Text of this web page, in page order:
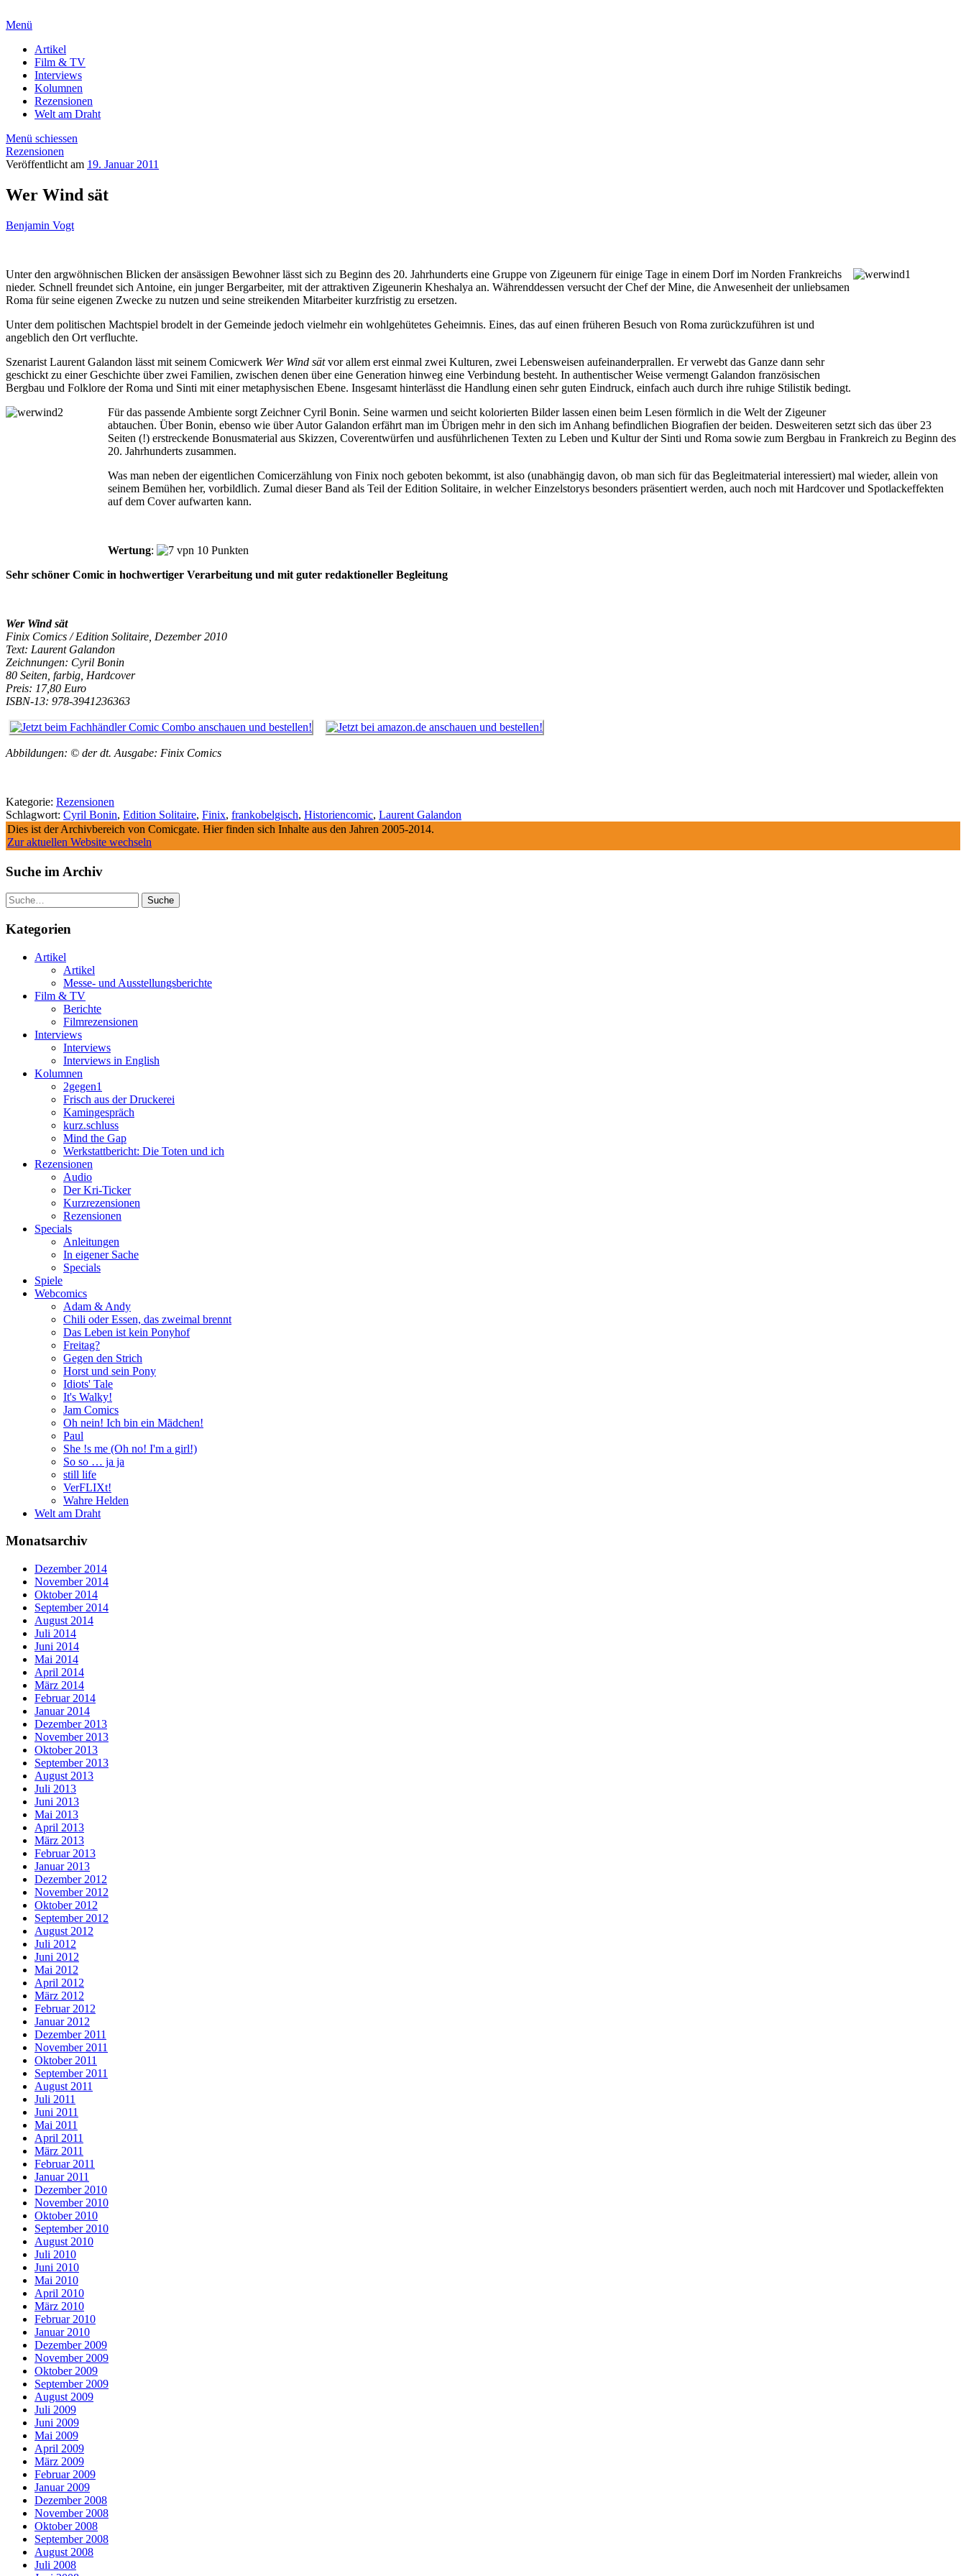
Menü
Artikel
Film & TV
Interviews
Kolumnen
Rezensionen
Welt am Draht
Menü schiessen
Rezensionen
Veröffentlicht am 19. Januar 2011
Wer Wind sät
Benjamin Vogt
Unter den argwöhnischen Blicken der ansässigen Bewohner lässt sich zu Beginn des 20. Jahrhunderts eine Gruppe von Zigeunern für einige Tage in einem Dorf im Norden Frankreichs
nieder. Schnell freundet sich Antoine, ein junger Bergarbeiter, mit der attraktiven Zigeunerin Kheshalya an. Währenddessen versucht der Chef der Mine, die Anwesenheit der unliebsamen
Roma für seine eigenen Zwecke zu nutzen und seine streikenden Mitarbeiter kurzfristig zu ersetzen.
Unter dem politischen Machtspiel brodelt in der Gemeinde jedoch vielmehr ein wohlgehütetes Geheimnis. Eines, das auf einen früheren Besuch von Roma zurückzuführen ist und
angeblich den Ort verfluchte.
Szenarist Laurent Galandon lässt mit seinem Comicwerk Wer Wind sätvor allem erst einmal zwei Kulturen, zwei Lebensweisen aufeinanderprallen. Er verwebt das Ganze dann sehr
geschickt zu einer Geschichte über zwei Familien, zwischen denen über eine Generation hinweg eine Verbindung besteht. In authentischer Weise vermengt Galandon französischen
Bergbau und Folklore der Roma und Sinti mit einer metaphysischen Ebene. Insgesamt hinterlässt die Handlung einen sehr guten Eindruck, einfach auch durch ihre ruhige Stilistik bedingt.
Für das passende Ambiente sorgt Zeichner Cyril Bonin. Seine warmen und seicht kolorierten Bilder lassen einen beim Lesen förmlich in die Welt der Zigeuner
abtauchen. Über Bonin, ebenso wie über Autor Galandon erfährt man im Übrigen mehr in den sich im Anhang befindlichen Biografien der beiden. Desweiteren setzt sich das über 23
Seiten (!) erstreckende Bonusmaterial aus Skizzen, Coverentwürfen und ausführlichenen Texten zu Leben und Kultur der Sinti und Roma sowie zum Bergbau in Frankreich zu Beginn des
20. Jahrhunderts zusammen.
Was man neben der eigentlichen Comicerzählung von Finix noch geboten bekommt, ist also (unabhängig davon, ob man sich für das Begleitmaterial interessiert) mal wieder, allein von
seinem Bemühen her, vorbildlich. Zumal dieser Band als Teil der Edition Solitaire, in welcher Einzelstorys besonders präsentiert werden, auch noch mit Hardcover und Spotlackeffekten
auf dem Cover aufwarten kann.
Wertung:
Sehr schöner Comic in hochwertiger Verarbeitung und mit guter redaktioneller Begleitung
Wer Wind sät
Finix Comics / Edition Solitaire, Dezember 2010
Text: Laurent Galandon
Zeichnungen: Cyril Bonin
80 Seiten, farbig, Hardcover
Preis: 17,80 Euro
ISBN-13: 978-3941236363
Abbildungen: © der dt. Ausgabe: Finix Comics
Kategorie: Rezensionen
Schlagwort: Cyril Bonin, Edition Solitaire, Finix, frankobelgisch, Historiencomic, Laurent Galandon
Dies ist der Archivbereich von Comicgate. Hier finden sich Inhalte aus den Jahren 2005-2014.
Zur aktuellen Website wechseln
Suche im Archiv
Suche
Kategorien
Artikel
Artikel
Messe- und Ausstellungsberichte
Film & TV
Berichte
Filmrezensionen
Interviews
Interviews
Interviews in English
Kolumnen
2gegen1
Frisch aus der Druckerei
Kamingespräch
kurz.schluss
Mind the Gap
Werkstattbericht: Die Toten und ich
Rezensionen
Audio
Der Kri-Ticker
Kurzrezensionen
Rezensionen
Specials
Anleitungen
In eigener Sache
Specials
Spiele
Webcomics
Adam & Andy
Chili oder Essen, das zweimal brennt
Das Leben ist kein Ponyhof
Freitag?
Gegen den Strich
Horst und sein Pony
Idiots' Tale
It's Walky!
Jam Comics
Oh nein! Ich bin ein Mädchen!
Paul
She !s me (Oh no! I'm a girl!)
So so … ja ja
still life
VerFLIXt!
Wahre Helden
Welt am Draht
Monatsarchiv
Dezember 2014
November 2014
Oktober 2014
September 2014
August 2014
Juli 2014
Juni 2014
Mai 2014
April 2014
März 2014
Februar 2014
Januar 2014
Dezember 2013
November 2013
Oktober 2013
September 2013
August 2013
Juli 2013
Juni 2013
Mai 2013
April 2013
März 2013
Februar 2013
Januar 2013
Dezember 2012
November 2012
Oktober 2012
September 2012
August 2012
Juli 2012
Juni 2012
Mai 2012
April 2012
März 2012
Februar 2012
Januar 2012
Dezember 2011
November 2011
Oktober 2011
September 2011
August 2011
Juli 2011
Juni 2011
Mai 2011
April 2011
März 2011
Februar 2011
Januar 2011
Dezember 2010
November 2010
Oktober 2010
September 2010
August 2010
Juli 2010
Juni 2010
Mai 2010
April 2010
März 2010
Februar 2010
Januar 2010
Dezember 2009
November 2009
Oktober 2009
September 2009
August 2009
Juli 2009
Juni 2009
Mai 2009
April 2009
März 2009
Februar 2009
Januar 2009
Dezember 2008
November 2008
Oktober 2008
September 2008
August 2008
Juli 2008